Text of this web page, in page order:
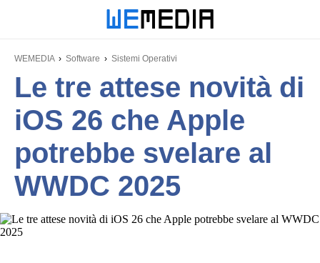
WEMEDIA Software Sistemi Operativi
Le tre attese novità di
iOS 26 che Apple
potrebbe svelare al
WWDC 2025